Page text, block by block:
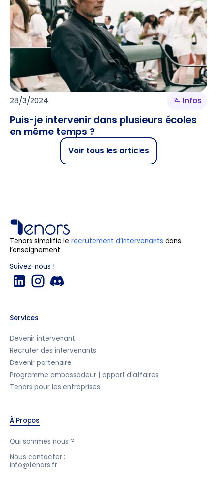
28/3/2024 📝 Infos
Puis-je intervenir dans plusieurs écoles
en même temps ?
Voir tous les articles
Tenors simplifie le recrutement d’intervenants dans
l’enseignement.
Suivez-nous !
Services
Devenir intervenant
Recruter des intervenants
Devenir partenaire
Programme ambassadeur | apport d'affaires
Tenors pour les entreprises
À Propos
Qui sommes nous ?
Nous contacter :
info@tenors.fr